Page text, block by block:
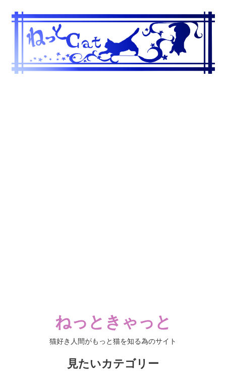
ねっときゃっと
猫好き人間がもっと猫を知る為のサイト
見たいカテゴリー